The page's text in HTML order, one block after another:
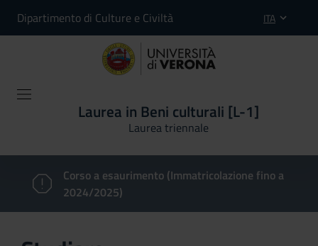
Dipartimento di Culture e Civiltà ITA
Laurea in Beni culturali [L-1]
Laurea triennale
Corso a esaurimento (Immatricolazione fino a
2024/2025)